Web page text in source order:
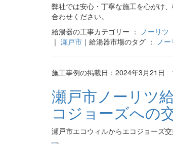
弊社では安心・丁寧な施工を心がけ
合わせください。
給湯器の工事カテゴリー ：
ノーリツ
｜ 瀬戸市 ｜給湯器市場のタグ ： ノ
施工事例の掲載日：2024年3月21日
瀬戸市ノーリツ
コジョーズへの
瀬戸市エコウィルからエコジョーズ